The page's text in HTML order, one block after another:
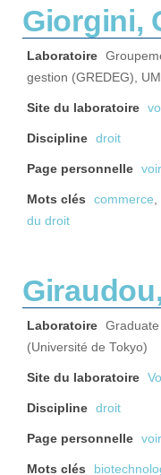
Giorgini,
Laboratoire
gestion (GREDEG),
Site du laboratoire
Discipline droit
Page personnelle
Mots clés commerce,
du droit
Laboratoire
(Université de Tokyo)
Site du laboratoire
Discipline droit
Page personnelle
Mots clés